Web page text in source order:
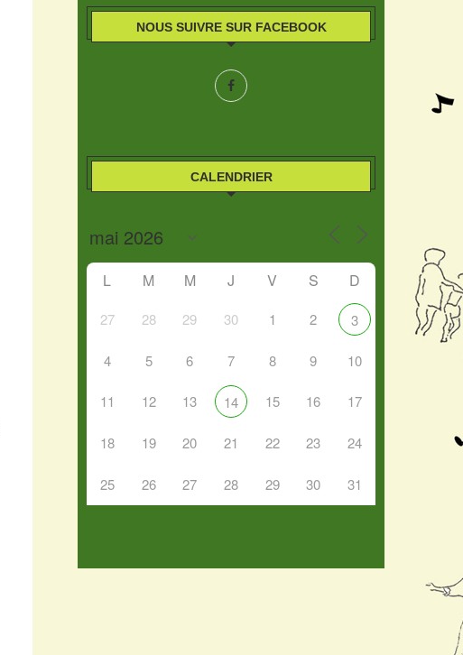
NOUS SUIVRE SUR FACEBOOK
CALENDRIER
L M M J V S D
27 28 29 30 1 2 3
4 5 6 7 8 9 10
11 12 13 14 15 16 17
18 19 20 21 22 23 24
25 26 27 28 29 30 31